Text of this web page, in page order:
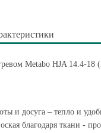
Metabo HJA 14.4-18
и досуга – тепло и
благодаря ткани -